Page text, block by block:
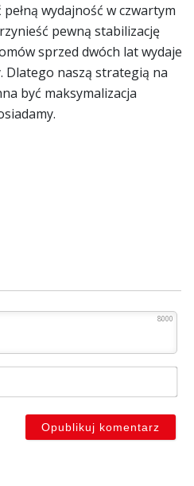
wydajność w czwartym
pewną stabilizację
sprzed dwóch lat wydaje
Dlatego naszą strategią na
być maksymalizacja
8000